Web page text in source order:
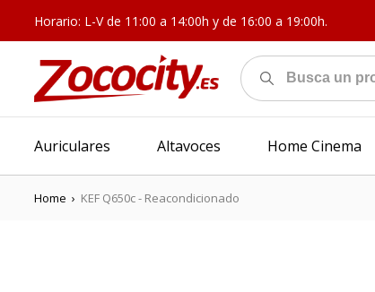
Horario: L-V de 11:00 a 14:00h y de 16:00 a 19:00h.
Auriculares Altavoces Home Cinema
Home › KEF Q650c - Reacondicionado